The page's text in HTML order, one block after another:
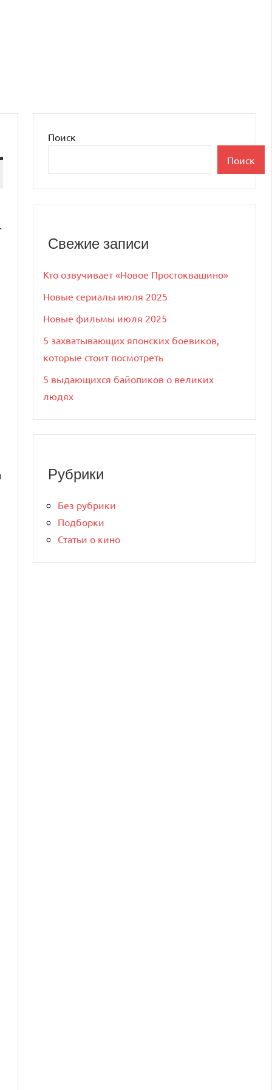
Поиск
Поиск
Свежие записи
Кто озвучивает «Новое Простоквашино»
Новые сериалы июля 2025
Новые фильмы июля 2025
5 захватывающих японских боевиков,
которые стоит посмотреть
5 выдающихся байопиков о великих
людях
Рубрики
Без рубрики
Подборки
Статьи о кино